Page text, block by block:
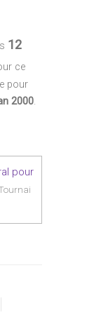
12
ce
pour
2000.
pour